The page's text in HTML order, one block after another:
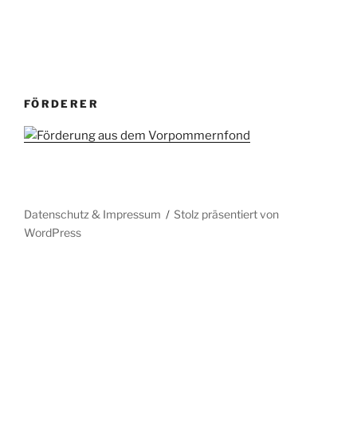
FÖRDERER
Datenschutz & Impressum
Stolz präsentiert von
WordPress